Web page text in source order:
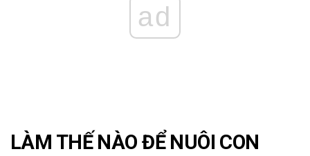
ad
LÀM THẾ NÀO ĐỂ NUÔI CON